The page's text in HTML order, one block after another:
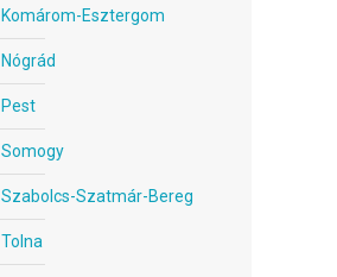
Komárom-Esztergom
Nógrád
Pest
Somogy
Szabolcs-Szatmár-Bereg
Tolna